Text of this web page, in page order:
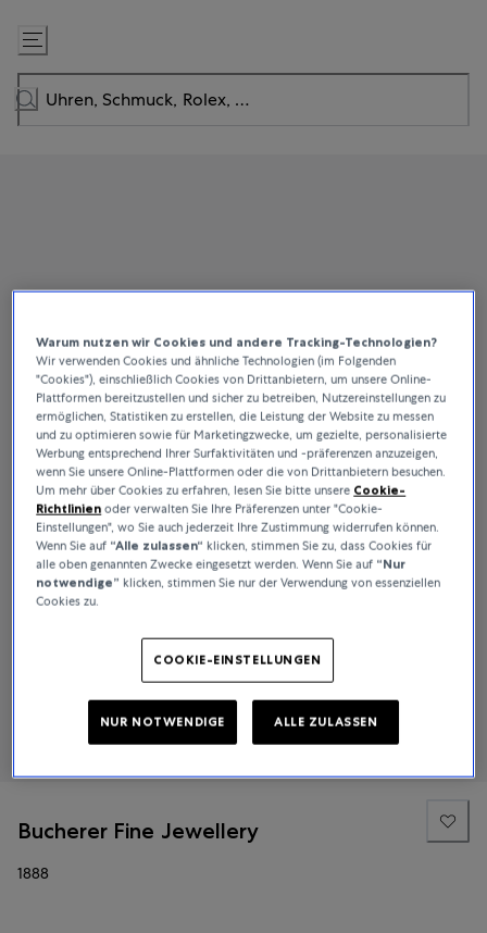
Zum
Inhalt
springen
Bucherer Fine Jewellery
1888
Warum nutzen wir Cookies und andere Tracking-Technologien?
Wir verwenden Cookies und ähnliche Technologien (im Folgenden
"Cookies"), einschließlich Cookies von Drittanbietern, um unsere Online-
Plattformen bereitzustellen und sicher zu betreiben, Nutzereinstellungen zu
ermöglichen, Statistiken zu erstellen, die Leistung der Website zu messen
und zu optimieren sowie für Marketingzwecke, um gezielte, personalisierte
Werbung entsprechend Ihrer Surfaktivitäten und -präferenzen anzuzeigen,
wenn Sie unsere Online-Plattformen oder die von Drittanbietern besuchen.
Um mehr über Cookies zu erfahren, lesen Sie bitte unsere Cookie-
Richtlinien oder verwalten Sie Ihre Präferenzen unter "Cookie-
Einstellungen", wo Sie auch jederzeit Ihre Zustimmung widerrufen können.
Wenn Sie auf “Alle zulassen“ klicken, stimmen Sie zu, dass Cookies für
alle oben genannten Zwecke eingesetzt werden. Wenn Sie auf “Nur
notwendige” klicken, stimmen Sie nur der Verwendung von essenziellen
Cookies zu.
COOKIE-EINSTELLUNGEN
NUR NOTWENDIGE ALLE ZULASSEN